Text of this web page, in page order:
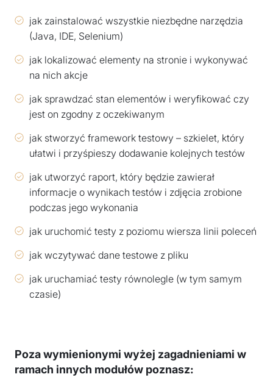
jak zainstalować wszystkie niezbędne narzędzia
(Java, IDE, Selenium)
jak lokalizować elementy na stronie i wykonywać
na nich akcje
jak sprawdzać stan elementów i weryfikować czy
jest on zgodny z oczekiwanym
jak stworzyć framework testowy – szkielet, który
ułatwi i przyśpieszy dodawanie kolejnych testów
jak utworzyć raport, który będzie zawierał
informacje o wynikach testów i zdjęcia zrobione
podczas jego wykonania
jak uruchomić testy z poziomu wiersza linii poleceń
jak wczytywać dane testowe z pliku
jak uruchamiać testy równolegle (w tym samym
czasie)
Poza wymienionymi wyżej zagadnieniami w
ramach innych modułów poznasz: